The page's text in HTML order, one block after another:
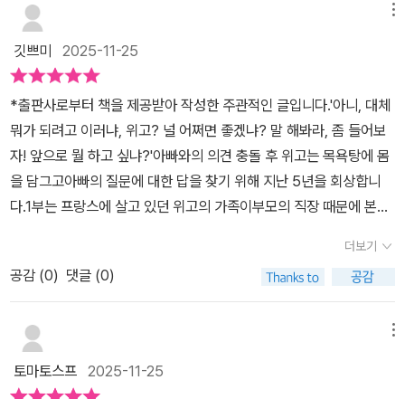
결론에 이른다. 어쩌면 자연으로 돌아가자거나, 소비자본주의에 반기
를 들자거나 하는 일련의 메시지들은 부차적인 것일지도 모른다. 그
보다 작가는 이 작품의 독자들이 울타리를 딛고 선 자로서의 자신의
위치를 깨달아야 한다는 것, 그것이야말로 청소년들이 가져야 할 삶
의 태도라는 사실을 힘주어 말하고 있는 것이다. 2012년 출간된 『나
는 사고 싶지 않을 권리가 있다』의 개정판이다.
부터 자유로워져야 한다는 메세지가 강하다.사람의 손길이 닿지 않았
던 섬의 개발, 아프리카의 미개한 성 문화와 교육 현실 등 여러 사
회 문제도 언급되고 있어서 청소년 논술수업 시간에 아주 좋은 토
론 주제가 될 듯도 하다.다만, 프랑스 청소년들의 개방적인 성 인
식, 혼전임신(심지어 임신한 여학생을 두고 그냥 도망온..) 등을 우리
나라 청소년들이 어떻게 받아들일지..😅그리고 위고가 말하는 '자
유'가 어떤 자유인지 좀더 명확하게 풀었다면 결말이 더 매끄럽지 않
았을까? 하는 아쉬움..⠀
깃쁘미 2025-11-25
*출판사로부터 책을 제공받아 작성한 주관적인 글입니다.'아니, 대체
뭐가 되려고 이러냐, 위고? 널 어쩌면 좋겠냐? 말 해봐라, 좀 들어보
자! 앞으로 뭘 하고 싶냐?'아빠와의 의견 충돌 후 위고는 목욕탕에 몸
을 담그고아빠의 질문에 대한 답을 찾기 위해 지난 5년을 회상합니
다.1부는 프랑스에 살고 있던 위고의 가족이부모의 직장 때문에 본토
데요.더운 날씨에 낙후된 곳이라 많은 것이 불편한 곳이지만위고는조
금씩 마요트의 생활에 적응해 갑니다.그러던 중 마요트 원주민인 마
오레족 소녀 자이나바와 사랑에 빠지고.자이나바를 임신시키고 말지
요.위고는 뒷수습을 어른들에게 맡기고 본토로 돌아갑니다.2부는 위
못합니다.학교에서 만나는 친구들이텔레비전 프로그램이나 유행하는
더보기
공감 (0) 댓글 (0)
토마토스프 2025-11-25